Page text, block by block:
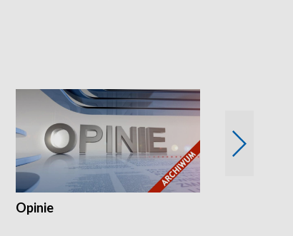
Opinie